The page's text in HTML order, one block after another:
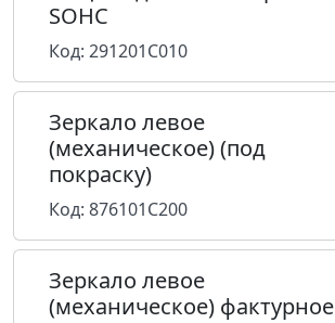
SOHC
Код: 291201C010
Зеркало левое
(механическое) (под
покраску)
Код: 876101C200
Зеркало левое
(механическое) фактурное